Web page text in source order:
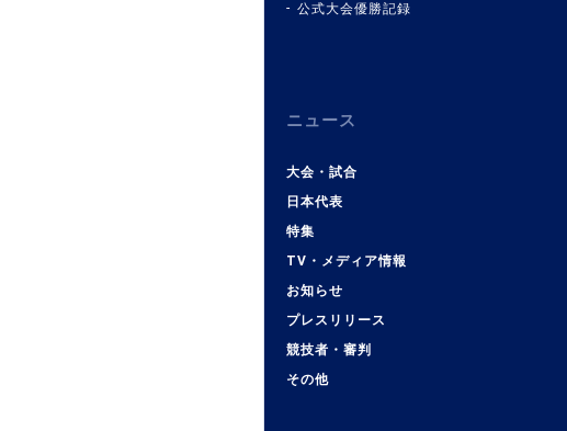
公式大会優勝記録
ニュース
大会・試合
日本代表
特集
TV・メディア情報
お知らせ
プレスリリース
競技者・審判
その他